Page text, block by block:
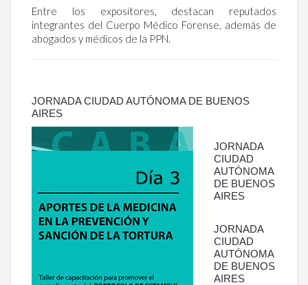
Entre los expositores, destacan reputados
integrantes del Cuerpo Médico Forense, además de
abogados y médicos de la PPN.
JORNADA CIUDAD AUTÓNOMA DE BUENOS
AIRES
JORNADA
CIUDAD
AUTÓNOMA
DE BUENOS
AIRES
JORNADA
CIUDAD
AUTÓNOMA
DE BUENOS
AIRES